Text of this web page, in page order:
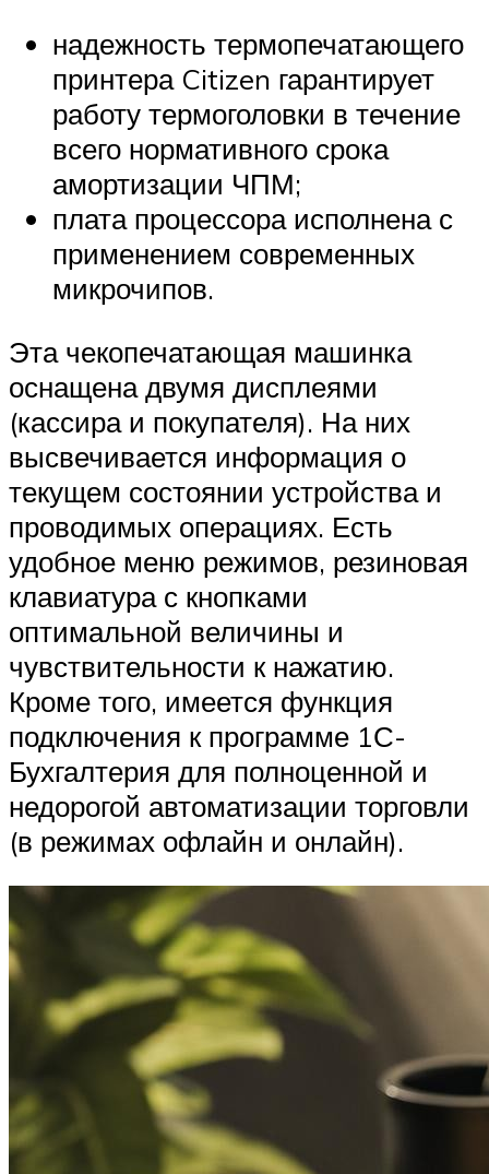
надежность термопечатающего
принтера Citizen гарантирует
работу термоголовки в течение
всего нормативного срока
амортизации ЧПМ;
плата процессора исполнена с
применением современных
микрочипов.
Эта чекопечатающая машинка
оснащена двумя дисплеями
(кассира и покупателя). На них
высвечивается информация о
текущем состоянии устройства и
проводимых операциях. Есть
удобное меню режимов, резиновая
клавиатура с кнопками
оптимальной величины и
чувствительности к нажатию.
Кроме того, имеется функция
подключения к программе 1С-
Бухгалтерия для полноценной и
недорогой автоматизации торговли
(в режимах офлайн и онлайн).